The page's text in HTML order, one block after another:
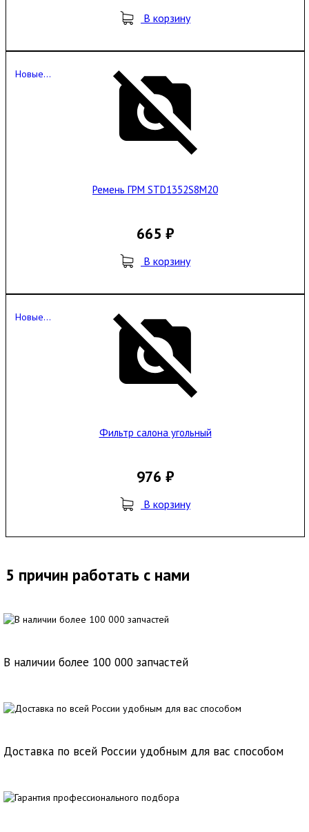
В корзину
Новые...
Ремень ГРМ STD1352S8M20
665 ₽
В корзину
Новые...
Фильтр салона угольный
976 ₽
В корзину
5 причин работать с нами
В наличии более 100 000 запчастей
Доставка по всей России удобным для вас способом